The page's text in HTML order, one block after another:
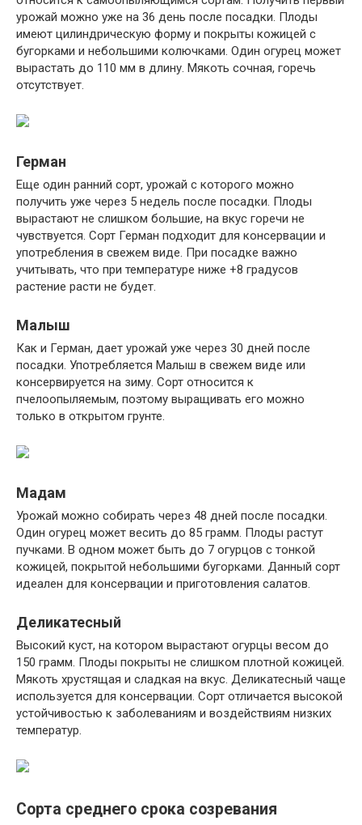
урожай можно уже на 36 день после посадки. Плоды
имеют цилиндрическую форму и покрыты кожицей с
бугорками и небольшими колючками. Один огурец может
вырастать до 110 мм в длину. Мякоть сочная, горечь
отсутствует.
Герман
Еще один ранний сорт, урожай с которого можно
получить уже через 5 недель после посадки. Плоды
вырастают не слишком большие, на вкус горечи не
чувствуется. Сорт Герман подходит для консервации и
употребления в свежем виде. При посадке важно
учитывать, что при температуре ниже +8 градусов
растение расти не будет.
Малыш
Как и Герман, дает урожай уже через 30 дней после
посадки. Употребляется Малыш в свежем виде или
консервируется на зиму. Сорт относится к
пчелоопыляемым, поэтому выращивать его можно
только в открытом грунте.
Мадам
Урожай можно собирать через 48 дней после посадки.
Один огурец может весить до 85 грамм. Плоды растут
пучками. В одном может быть до 7 огурцов с тонкой
кожицей, покрытой небольшими бугорками. Данный сорт
идеален для консервации и приготовления салатов.
Деликатесный
Высокий куст, на котором вырастают огурцы весом до
150 грамм. Плоды покрыты не слишком плотной кожицей.
Мякоть хрустящая и сладкая на вкус. Деликатесный чаще
используется для консервации. Сорт отличается высокой
устойчивостью к заболеваниям и воздействиям низких
температур.
Сорта среднего срока созревания